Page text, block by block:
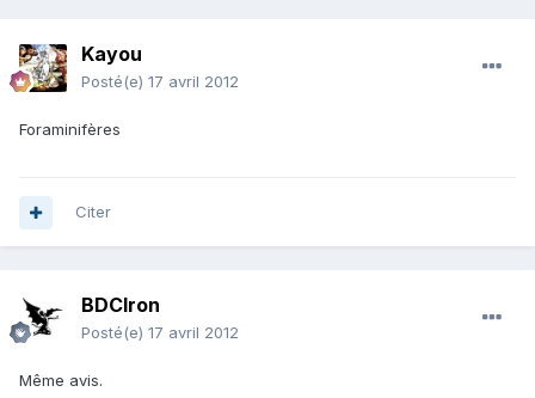
Kayou
Posté(e) 17 avril 2012
Foraminifères
Citer
BDCIron
Posté(e) 17 avril 2012
Même avis.